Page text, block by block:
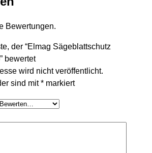
Bewertungen.
der “Elmag Sägeblattschutz
bewertet
wird nicht veröffentlicht.
sind mit* markiert